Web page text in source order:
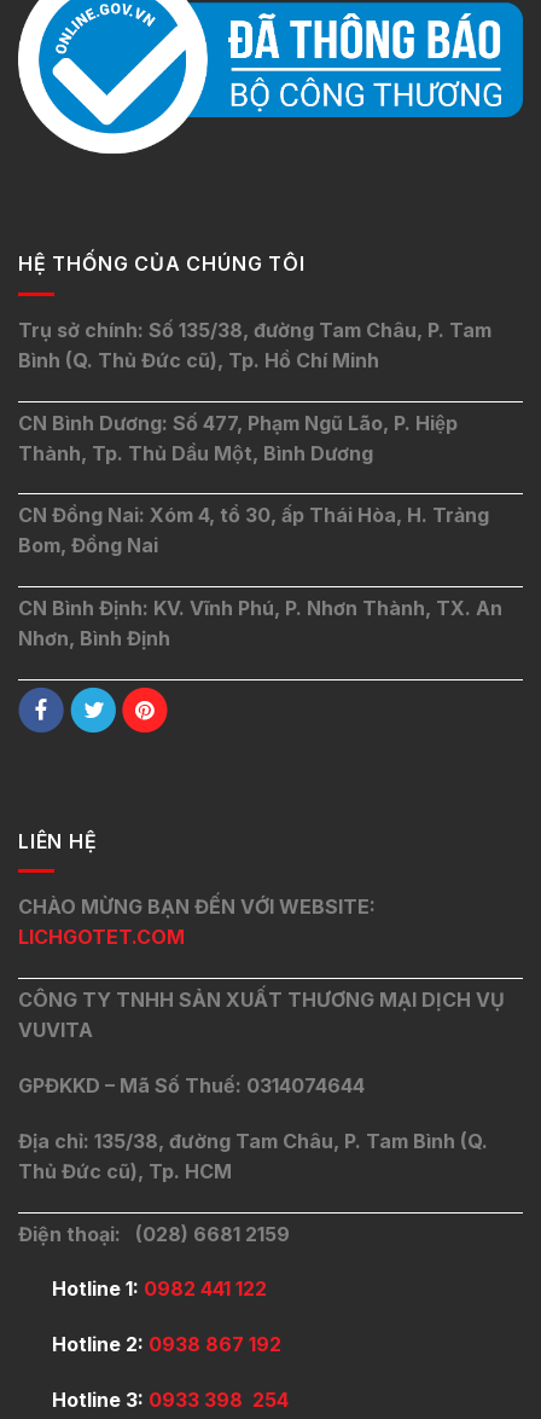
HỆ THỐNG CỦA CHÚNG TÔI
Trụ sở chính: Số 135/38, đường Tam Châu, P. Tam
Bình (Q. Thủ Đức cũ), Tp. Hồ Chí Minh
CN Bình Dương: Số 477, Phạm Ngũ Lão, P. Hiệp
Thành, Tp. Thủ Dầu Một, Bình Dương
CN Đồng Nai: Xóm 4, tổ 30, ấp Thái Hòa, H. Trảng
Bom, Đồng Nai
CN Bình Định: KV. Vĩnh Phú, P. Nhơn Thành, TX. An
Nhơn, Bình Định
LIÊN HỆ
CHÀO MỪNG BẠN ĐẾN VỚI WEBSITE:
LICHGOTET.COM
CÔNG TY TNHH SẢN XUẤT THƯƠNG MẠI DỊCH VỤ
VUVITA
GPĐKKD – Mã Số Thuế: 0314074644
Địa chỉ: 135/38, đường Tam Châu, P. Tam Bình (Q.
Thủ Đức cũ), Tp. HCM
Điện thoại: (028) 6681 2159
Hotline 1: 0982 441 122
Hotline 2: 0938 867 192
Hotline 3: 0933 398 254